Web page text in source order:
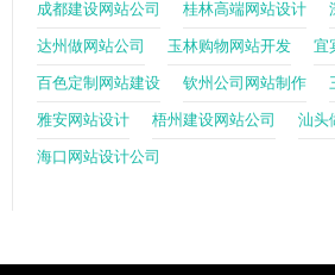
成都建设网站公司 桂林高端网站设计
达州做网站公司 玉林购物网站开发 宜
百色定制网站建设 钦州公司网站制作
雅安网站设计 梧州建设网站公司 汕头
海口网站设计公司